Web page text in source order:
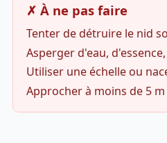
✗ À ne pas faire
Tenter de détruire le nid
Asperger d'eau,
Utiliser une échelle ou
Approcher à moins de 5 m